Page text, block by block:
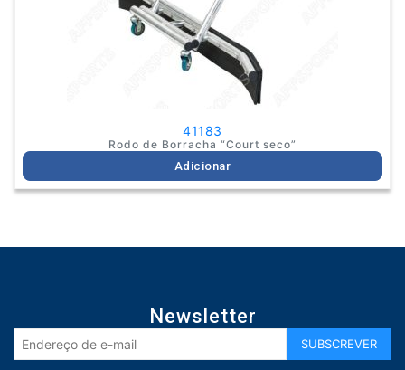
41183
Rodo de Borracha “Court seco”
Adicionar
Newsletter